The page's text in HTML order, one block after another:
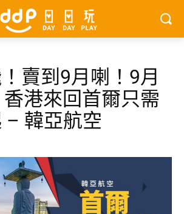
賣到9月喇！9月
港來回首爾只需
– 韓亞航空